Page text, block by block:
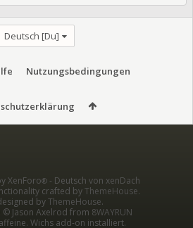
Deutsch [Du]
Nutzungsbedingungen
XenForo® - Deutsch von xenDach
crafted byThemeHouse.
byThemeHouse.
© Jason Axelrod from 8WAYRUN
Wichs add-on installiert.